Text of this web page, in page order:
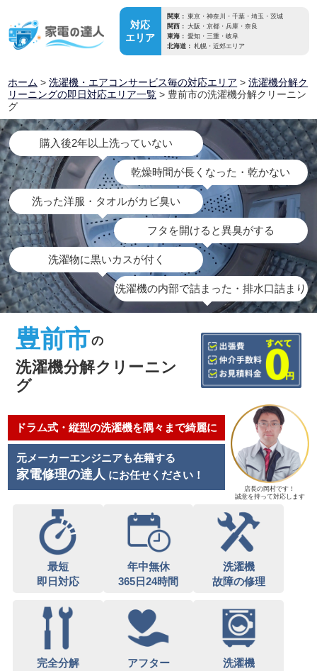
対応
エリア
関東： 東京・神奈川・千葉・埼玉・茨城
関西： 大阪・京都・兵庫・奈良
東海： 愛知・三重・岐阜
北海道： 札幌・近郊エリア
ホーム >洗濯機・エアコンサービス毎の対応エリア >洗濯機分解ク
リーニングの即日対応エリア一覧 > 豊前市の洗濯機分解クリーニン
グ
購入後2年以上洗っていない
乾燥時間が長くなった・乾かない
洗った洋服・タオルがカビ臭い
フタを開けると異臭がする
洗濯物に黒いカスが付く
洗濯機の内部で詰まった・排水口詰まり
豊前市の
洗濯機分解クリーニン
グ
ドラム式・縦型の洗濯機を隅々まで綺麗に
元メーカーエンジニアも在籍する
家電修理の達人 にお任せください！
店長の岡村です！
誠意を持って対応します
最短
即日対応
年中無休
365日24時間
洗濯機
故障の修理
完全分解
アフター
洗濯機